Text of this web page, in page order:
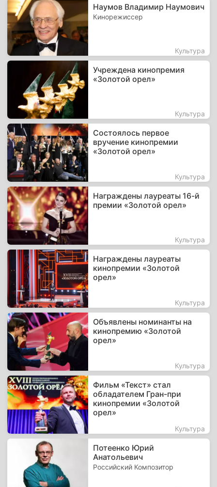
Наумов Владимир Наумович
Кинорежиссер
Культура
Учреждена кинопремия
«Золотой орел»
Культура
Состоялось первое
вручение кинопремии
«Золотой орел»
Культура
Награждены лауреаты 16-й
премии «Золотой орел»
Культура
Награждены лауреаты
кинопремии «Золотой
орел»
Культура
Объявлены номинанты на
кинопремию «Золотой
орел»
Культура
Фильм «Текст» стал
обладателем Гран-при
кинопремии «Золотой
орел»
Культура
Потеенко Юрий
Анатольевич
Российский Композитор